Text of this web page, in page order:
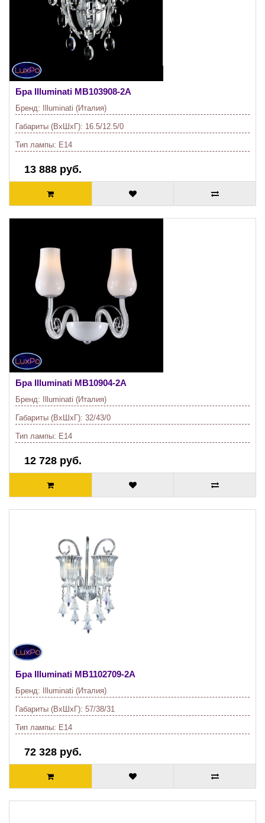
Бра Illuminati MB103908-2A
Бренд: Illuminati (Италия)
Габариты (ВхШхГ): 16.5/12.5/0
Тип лампы: E14
13 888 руб.
Бра Illuminati MB10904-2A
Бренд: Illuminati (Италия)
Габариты (ВхШхГ): 32/43/0
Тип лампы: E14
12 728 руб.
Бра Illuminati MB1102709-2A
Бренд: Illuminati (Италия)
Габариты (ВхШхГ): 57/38/31
Тип лампы: E14
72 328 руб.